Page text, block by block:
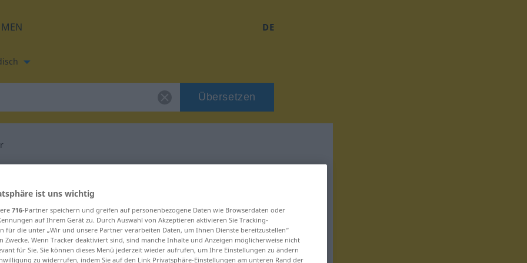
DE
Übersetzen
für "Dauer"
ist uns wichtig
716-Partner speichern und greifen auf personenbezogene Daten wie Browserdaten oder
auf Ihrem Gerät zu. Durch Auswahl von Akzeptieren aktivieren Sie Tracking-
für die unter „Wir und unsere Partner verarbeiten Daten, um Ihnen Dienste bereitzustellen“
Zwecke. Wenn Tracker deaktiviert sind, sind manche Inhalte und Anzeigen möglicherweise nicht
für Sie. Sie können dieses Menü jederzeit wieder aufrufen, um Ihre Einstellungen zu ändern
zu widerrufen, indem Sie auf den Link Privatsphäre-Einstellungen am unteren Rand der